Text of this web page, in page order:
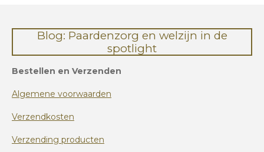
Blog: Paardenzorg en welzijn in de
spotlight
Bestellen en Verzenden
Algemene voorwaarden
Verzendkosten
Verzending producten